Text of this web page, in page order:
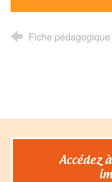
Fiche pédagogique
Accédez